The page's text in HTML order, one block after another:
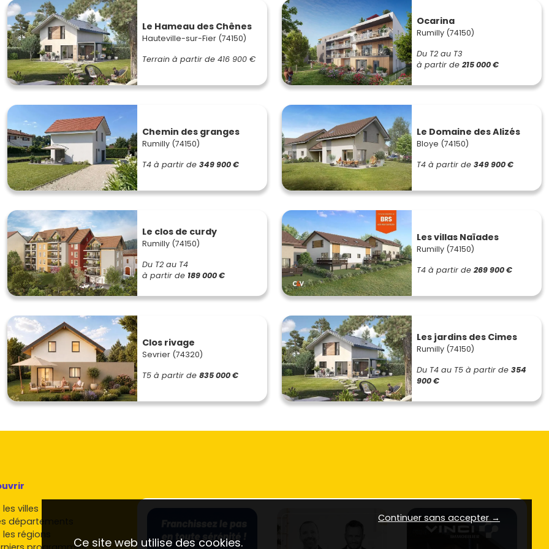
Le Hameau des Chênes
Hauteville-sur-Fier (74150)
Terrain à partir de 416 900 €
Ocarina
Rumilly (74150)
Du T2 au T3
à partir de 215 000 €
Chemin des granges
Rumilly (74150)
T4 à partir de 349 900 €
Le Domaine des Alizés
Bloye (74150)
T4 à partir de 349 900 €
Le clos de curdy
Rumilly (74150)
Du T2 au T4
à partir de 189 000 €
Les villas Naïades
Rumilly (74150)
T4 à partir de 269 900 €
Clos rivage
Sevrier (74320)
T5 à partir de 835 000 €
Les jardins des Cimes
Rumilly (74150)
Du T4 au T5 à partir de 354
900 €
villes
départements
régions
Continuer sans accepter →
Ce site web utilise des cookies.